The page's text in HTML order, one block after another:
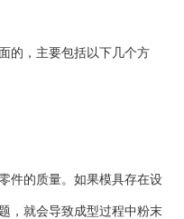
的，主要包括以下几个方
件的质量。如果模具存在设
，就会导致成型过程中粉末